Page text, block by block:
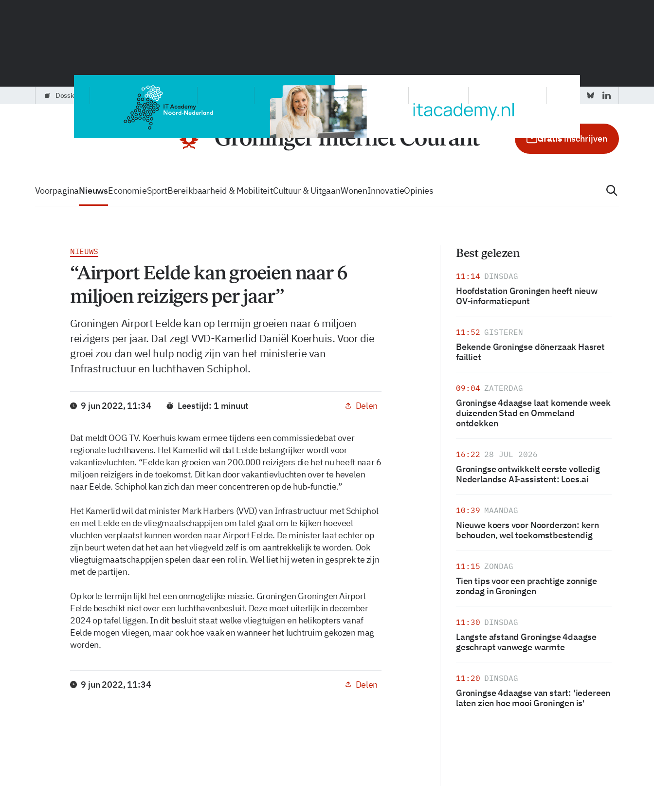
dossiers zo volg je de GIC
Gratisinschrijven
VoorpaginaNieuwsEconomieSportBereikbaarheid & MobiliteitCultuur & UitgaanWonenInnovatieOpinies
NIEUWS
“Airport Eelde kan groeien naar 6
miljoen reizigers per jaar”
Groningen Airport Eelde kan op termijn groeien naar 6 miljoen
reizigers per jaar. Dat zegt VVD-Kamerlid Daniël Koerhuis. Voor die
groei zou dan wel hulp nodig zijn van het ministerie van
Infrastructuur en luchthaven Schiphol.
9 jun 2022, 11:34 Leestijd: 1 minuut Delen
Dat meldt OOG TV. Koerhuis kwam ermee tijdens een commissiedebat over
regionale luchthavens. Het Kamerlid wil dat Eelde belangrijker wordt voor
vakantievluchten. “Eelde kan groeien van 200.000 reizigers die het nu heeft naar 6
miljoen reizigers in de toekomst. Dit kan door vakantievluchten over te hevelen
naar Eelde. Schiphol kan zich dan meer concentreren op de hub-functie.”
Het Kamerlid wil dat minister Mark Harbers (VVD) van Infrastructuur met Schiphol
en met Eelde en de vliegmaatschappijen om tafel gaat om te kijken hoeveel
vluchten verplaatst kunnen worden naar Airport Eelde. De minister laat echter op
zijn beurt weten dat het aan het vliegveld zelf is om aantrekkelijk te worden. Ook
vliegtuigmaatschappijen spelen daar een rol in. Wel liet hij weten in gesprek te zijn
met de partijen.
Op korte termijn lijkt het een onmogelijke missie. Groningen Groningen Airport
Eelde beschikt niet over een luchthavenbesluit. Deze moet uiterlijk in december
2024 op tafel liggen. In dit besluit staat welke vliegtuigen en helikopters vanaf
Eelde mogen vliegen, maar ook hoe vaak en wanneer het luchtruim gekozen mag
worden.
9 jun 2022, 11:34 Delen
Best gelezen
11:14 DINSDAG
Hoofdstation Groningen heeft nieuw
OV-informatiepunt
11:52 GISTEREN
Bekende Groningse dönerzaak Hasret
failliet
09:04 ZATERDAG
Groningse 4daagse laat komende week
duizenden Stad en Ommeland
ontdekken
16:22 28 JUL 2026
Groningse ontwikkelt eerste volledig
Nederlandse AI-assistent: Loes.ai
10:39 MAANDAG
Nieuwe koers voor Noorderzon: kern
behouden, wel toekomstbestendig
11:15 ZONDAG
Tien tips voor een prachtige zonnige
zondag in Groningen
11:30 DINSDAG
Langste afstand Groningse 4daagse
geschrapt vanwege warmte
11:20 DINSDAG
Groningse 4daagse van start: 'iedereen
laten zien hoe mooi Groningen is'